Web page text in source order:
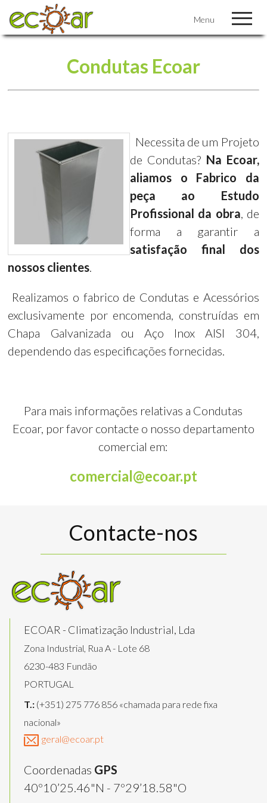
Menu
Condutas Ecoar
Necessita de um Projeto
de Condutas? Na Ecoar,
aliamos o Fabrico da
peça ao Estudo
Profissional da obra, de
forma a garantir a
satisfação final dos
nossos clientes.
Realizamos o fabrico de Condutas e Acessórios
exclusivamente por encomenda, construídas em
Chapa Galvanizada ou Aço Inox AISI 304,
dependendo das especificações fornecidas.
Para mais informações relativas a Condutas
Ecoar, por favor contacte o nosso departamento
comercial em:
comercial@ecoar.pt
Contacte-nos
ECOAR - Climatização Industrial, Lda
Zona Industrial, Rua A - Lote 68
6230-483 Fundão
PORTUGAL
T.: (+351) 275 776 856 «chamada para rede fixa
nacional»
geral@ecoar.pt
Coordenadas GPS
40º10’25.46"N - 7º29’18.58"O